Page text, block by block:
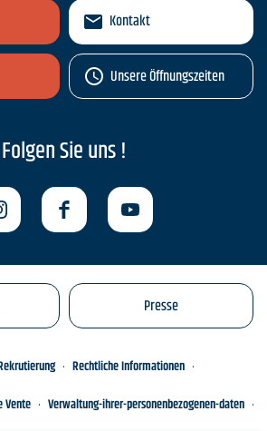
Kontakt
Unsere Öffnungszeiten
Folgen Sie uns !
Presse
Rechtliche Informationen
Vente
Verwaltung-ihrer-personenbezogenen-daten